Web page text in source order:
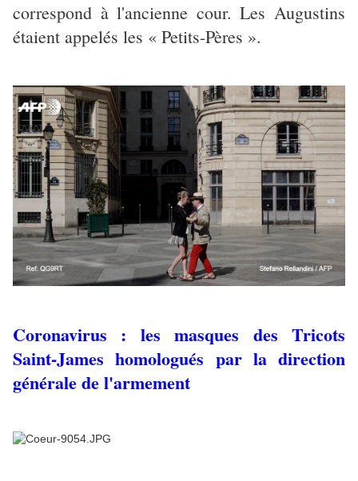
correspond à l'ancienne cour. Les Augustins
étaient appelés les « Petits-Pères ».
Coronavirus : les masques des Tricots
Saint-James homologués par la direction
générale de l'armement